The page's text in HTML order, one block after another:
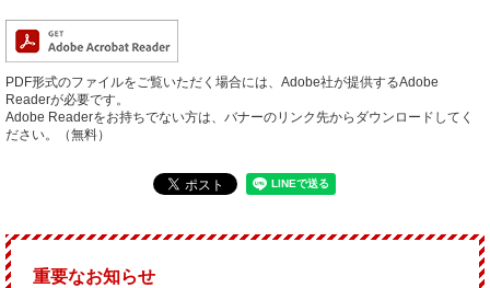
PDF形式のファイルをご覧いただく場合には、Adobe社が提供するAdobe
Readerが必要です。
Adobe Readerをお持ちでない方は、バナーのリンク先からダウンロードしてく
ださい。（無料）
重要なお知らせ